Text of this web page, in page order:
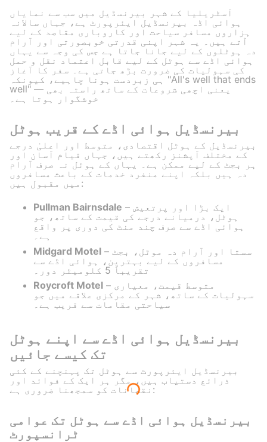
آسٹریلیا کے شہر بیرنسڈیل میں سب سے نمایاں
ہوائی اڈہ بیرنسڈیل ایئرپورٹ ہے، جہاں سالانہ
ہزاروں مسافر سیاحت اور کاروباری مقاصد کے لیے
آتے ہیں۔ یہ شہر اپنی قدرتی خوبصورتی اور آرام
دہ ہوٹلوں کے لیے جانا جاتا ہے جس کی وجہ سے یہاں
ہوائی اڈے سے ہوٹل کے لیے قابل اعتماد نقل و حمل
کی سہولیات کی ضرورت بڑھ جاتی ہے۔ سفر کا آغاز
ہی زبردست ہونا چاہیے، کیونکہ "All's well that ends
well" — یعنی اچھی شروعات کے ساتھ راستہ بھی
خوشگوار ہوتا ہے۔
بیرنسڈیل ہوائی اڈے کے قریب ہوٹل
بیرنسڈیل کے ہوٹل اقتصادی، متوسط اور اعلیٰ درجے
کے مختلف آپشنز رکھتے ہیں، جہاں قیام آسان اور
ہر بجٹ کے لیے ممکن ہے۔ یہاں کے ہوٹل نہ صرف آرام
دہ ہیں بلکہ اپنے منفرد خدمات کے باعث مسافروں
میں مقبول ہیں:
Pullman Bairnsdale – ایک بڑا اور پرتعیش
ہوٹل، درمیانے درجے کی قیمت کے ساتھ، جو
ہوائی اڈے سے صرف چند منٹ کی دوری پر واقع
ہے۔
Midgard Motel – سستا اور آرام دہ موٹل، بجٹ
مسافروں کے لیے بہترین، ہوائی اڈے سے
تقریباً 5 کلومیٹر دور۔
Roycroft Motel – متوسط قیمت، معیاری
سہولیات کے ساتھ، شہر کے مرکزی علاقے میں جو
سیاحتی مقامات سے قریب ہے۔
بیرنسڈیل ہوائی اڈے سے اپنے ہوٹل
تک کیسے جائیں
بیرنسڈیل ایئرپورٹ سے ہوٹل تک پہنچنے کے کئی
ذرائع دستیاب ہیں، مگر ہر ایک کے فوائد اور
نقصانات کو سمجھنا ضروری ہے:
بیرنسڈیل ہوائی اڈے سے ہوٹل تک عوامی
ٹرانسپورٹ